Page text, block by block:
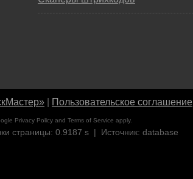
Пользовательское соглашение
Privacy Policy and Terms of Service apply.
страницы: 0.9187 s | Источник: database